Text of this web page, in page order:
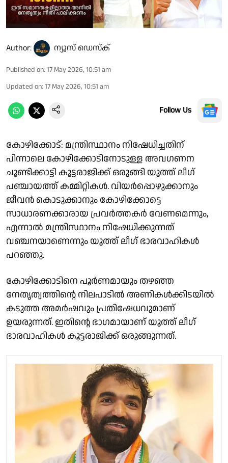
Author: ന്യൂസ് ഡെസ്ക്
Published on: 17 May 2026, 10:51 am
Updated on: 17 May 2026, 10:51 am
Follow Us
കോഴിക്കോട്: മന്ത്രിസ്ഥാനം നിഷേധിച്ചതിന്
പിന്നാലെ കോഴിക്കോടിനോടുള്ള അവഗണന
ചൂണ്ടിക്കാട്ടി കൂട്ടരാജിക്ക് ഒരുങ്ങി യൂത്ത് ലീഗ്
പഞ്ചായത്ത് കമ്മിറ്റികൾ. വിയർപ്പൊഴുക്കാനും
ജീവൻ കൊടുക്കാനും കോഴിക്കോട്ടെ
സാധാരണക്കാരായ പ്രവർത്തകർ വേണമെന്നും,
എന്നാൽ മന്ത്രിസ്ഥാനം നിഷേധിക്കുന്നത്
വഞ്ചനയാണെന്നും യൂത്ത് ലീഗ് ഭാരവാഹികൾ
പറഞ്ഞു.
കോഴിക്കോടിനെ പൂർണമായും തഴഞ്ഞ
നേതൃത്വത്തിൻ്റെ നിലപാടിൽ അണികൾക്കിടയിൽ
കടുത്ത അമർഷവും പ്രതിഷേധവുമാണ്
ഉയരുന്നത്. ഇതിൻ്റെ ഭാഗമായാണ് യൂത്ത് ലീഗ്
ഭാരവാഹികൾ കൂട്ടരാജിക്ക് ഒരുങ്ങുന്നത്.